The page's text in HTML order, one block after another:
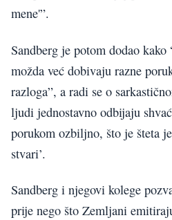
mene'”.
Sandberg je potom dodao
možda već dobivaju razne
razloga”, a radi se o
ljudi jednostavno odbijaju
porukom ozbiljno, što je šteta
stvari’.
Sandberg i njegovi kolege
prije nego što Zemljani